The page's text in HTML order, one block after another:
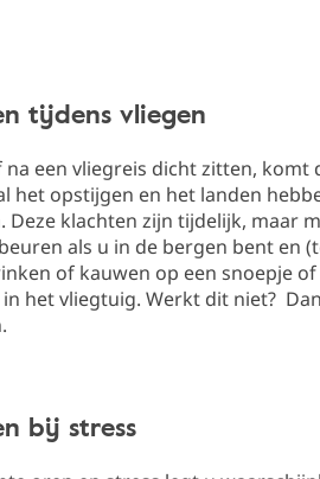
tijdens vliegen
een vliegreis dicht zitten, komt
het opstijgen en het landen
Deze klachten zijn tijdelijk, maar
als u in de bergen bent en
of kauwen op een snoepje
het vliegtuig. Werkt dit niet?
bij stress